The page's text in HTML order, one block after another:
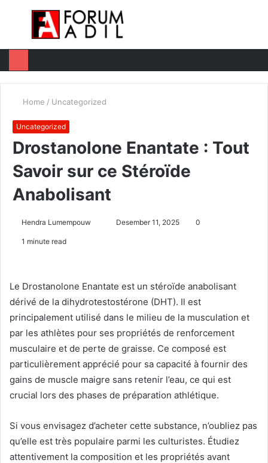
Menu
Home / Uncategorized
Uncategorized
Drostanolone Enantate : Tout
Savoir sur ce Stéroïde
Anabolisant
Hendra Lumempouw
e
m
a
i
l
Desember 11, 2025 0
1 minute read
Le Drostanolone Enantate est un stéroïde anabolisant
dérivé de la dihydrotestostérone (DHT). Il est
principalement utilisé dans le milieu de la musculation et
par les athlètes pour ses propriétés de renforcement
musculaire et de perte de graisse. Ce composé est
particulièrement apprécié pour sa capacité à fournir des
gains de muscle maigre sans retenir l’eau, ce qui est
crucial lors des phases de préparation athlétique.
Si vous envisagez d’acheter cette substance, n’oubliez pas
qu’elle est très populaire parmi les culturistes. Étudiez
attentivement la composition et les propriétés avant